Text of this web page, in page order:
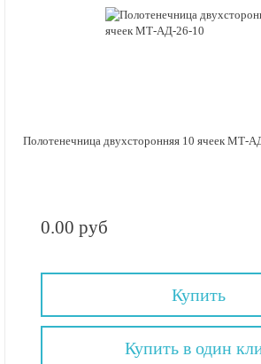
Полотенечница двухсторонняя 10 ячеек МТ-
0.00 руб
Купить
Купить в один